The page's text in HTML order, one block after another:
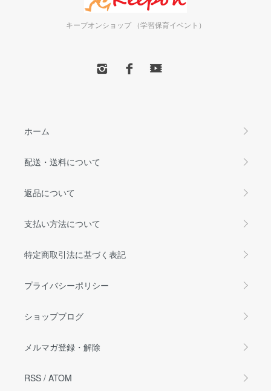
キープオンショップ （学習保育イベント）
ホーム
配送・送料について
返品について
支払い方法について
特定商取引法に基づく表記
プライバシーポリシー
ショップブログ
メルマガ登録・解除
RSS / ATOM